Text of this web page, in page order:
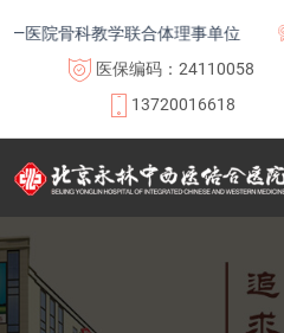
院骨科教学联合体理事单位
医保编码：24110058
13720016618